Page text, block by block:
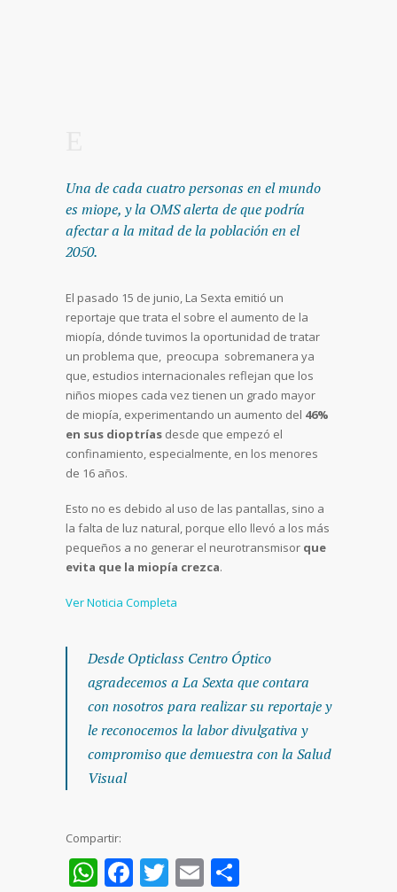
Una de cada cuatro personas en el mundo
es miope, y la OMS alerta de que podría
afectar a la mitad de la población en el
2050.
El pasado 15 de junio, La Sexta emitió un
reportaje que trata el sobre el aumento de la
miopía, dónde tuvimos la oportunidad de tratar
un problema que, preocupa sobremanera ya
que, estudios internacionales reflejan que los
niños miopes cada vez tienen un grado mayor
de miopía, experimentando un aumento del 46%
en sus dioptrías desde que empezó el
confinamiento, especialmente, en los menores
de 16 años.
Esto no es debido al uso de las pantallas, sino a
la falta de luz natural, porque ello llevó a los más
pequeños a no generar el neurotransmisor que
evita que la miopía crezca.
Ver Noticia Completa
Desde Opticlass Centro Óptico
agradecemos a La Sexta que contara
con nosotros para realizar su reportaje y
le reconocemos la labor divulgativa y
compromiso que demuestra con la Salud
Visual
Compartir:
WhatsApp
Facebook
Twitter
Email